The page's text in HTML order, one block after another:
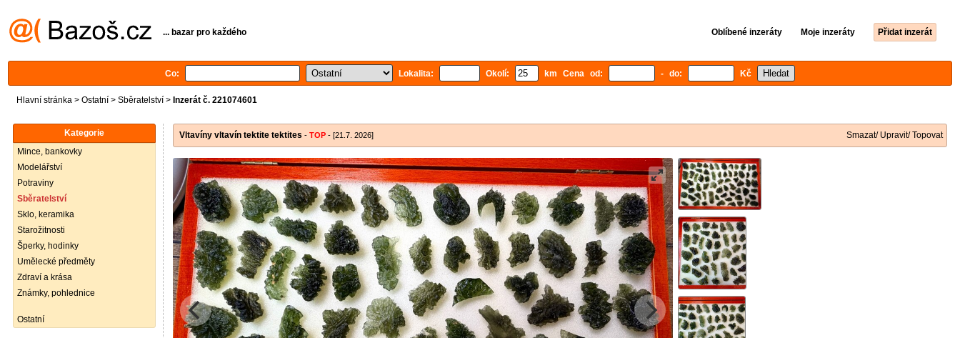
... bazar pro každého Oblíbené inzeráty Moje inzeráty Přidat inzerát
Co: Lokalita: Okolí: km Cena od: - do: Kč
Hlavní stránka > Ostatní > Sběratelství > Inzerát č. 221074601
Kategorie
Mince, bankovky
Modelářství
Potraviny
Sběratelství
Sklo, keramika
Starožitnosti
Šperky, hodinky
Umělecké předměty
Zdraví a krása
Známky, pohlednice
Ostatní
Vltavíny vltavín tektite tektites - TOP - [21.7. 2026] Smazat/ Upravit/ Topovat